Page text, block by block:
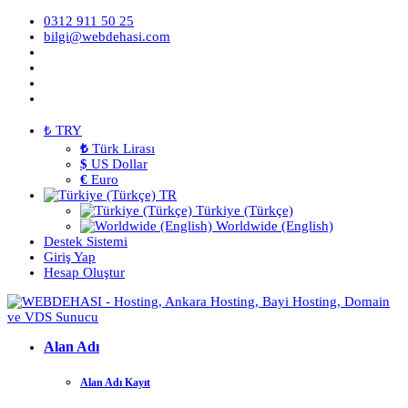
0312 911 50 25
bilgi@webdehasi.com
₺ TRY
₺ Türk Lirası
$ US Dollar
€ Euro
TR
Türkiye (Türkçe)
Worldwide (English)
Destek Sistemi
Giriş Yap
Hesap Oluştur
Alan Adı
Alan Adı Kayıt